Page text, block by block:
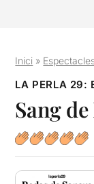
Inici »
LA PERLA 29:
Sang